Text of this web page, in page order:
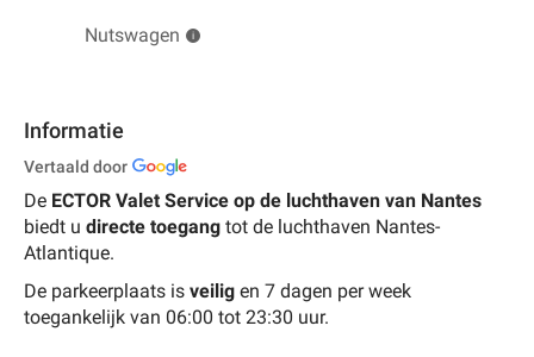
Nutswagen
Informatie
Vertaald door
De ECTOR Valet Service op de luchthaven van Nantes
biedt u directe toegang tot de luchthaven Nantes-
Atlantique.
De parkeerplaats is veilig en 7 dagen per week
toegankelijk van 06:00 tot 23:30 uur.